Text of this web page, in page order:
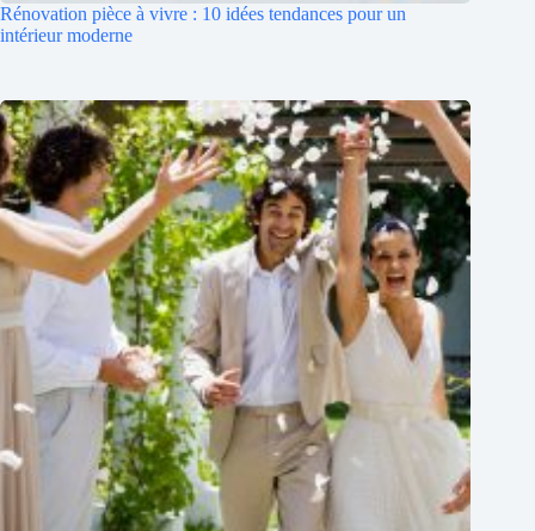
Rénovation pièce à vivre : 10 idées tendances pour un
intérieur moderne